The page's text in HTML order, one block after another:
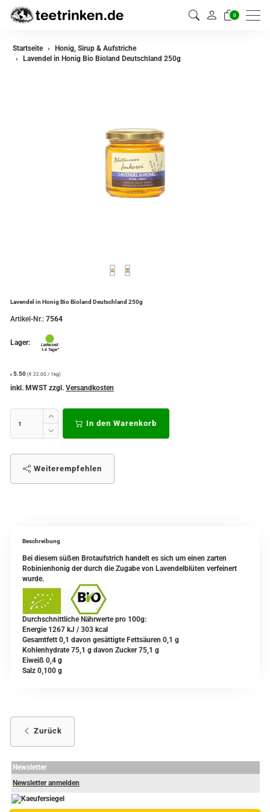
0
Startseite
Honig, Sirup & Aufstriche
Lavendel in Honig Bio Bioland Deutschland 250g
Lavendel in Honig Bio Bioland Deutschland 250g
Artikel-Nr.: 7564
Lager:
€ 5.50 (€ 22.00 / 1kg)
inkl. MWST zzgl. Versandkosten
In den Warenkorb
Weiterempfehlen
Beschreibung
Bei diesem süßen Brotaufstrich handelt es sich um einen zarten
Robinienhonig der durch die Zugabe von Lavendelblüten verfeinert
wurde.
Durchschnittliche Nährwerte pro 100g:
Energie 1267 kJ / 303 kcal
Gesamtfett 0,1 davon gesättigte Fettsäuren 0,1 g
Kohlenhydrate 75,1 g davon Zucker 75,1 g
Eiweiß 0,4 g
Salz 0,100 g
Zurück
Newsletter
Newsletter anmelden